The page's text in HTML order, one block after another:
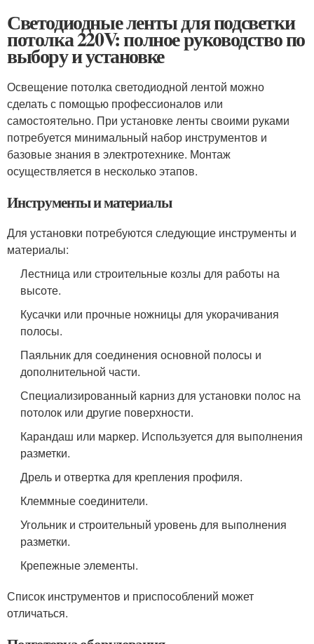
Светодиодные ленты для подсветки
потолка 220V: полное руководство по
выбору и установке
Освещение потолка светодиодной лентой можно
сделать с помощью профессионалов или
самостоятельно. При установке ленты своими руками
потребуется минимальный набор инструментов и
базовые знания в электротехнике. Монтаж
осуществляется в несколько этапов.
Инструменты и материалы
Для установки потребуются следующие инструменты и
материалы:
Лестница или строительные козлы для работы на
высоте.
Кусачки или прочные ножницы для укорачивания
полосы.
Паяльник для соединения основной полосы и
дополнительной части.
Специализированный карниз для установки полос на
потолок или другие поверхности.
Карандаш или маркер. Используется для выполнения
разметки.
Дрель и отвертка для крепления профиля.
Клеммные соединители.
Угольник и строительный уровень для выполнения
разметки.
Крепежные элементы.
Список инструментов и приспособлений может
отличаться.